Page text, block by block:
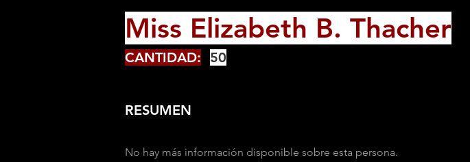
Miss Elizabeth B. Thacher
CANTIDAD: 50
RESUMEN
No hay más información disponible sobre esta persona.